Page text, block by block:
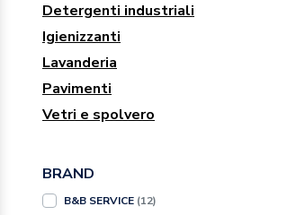
Detergenti industriali
Igienizzanti
Lavanderia
Pavimenti
Vetri e spolvero
BRAND
B&B SERVICE (12)